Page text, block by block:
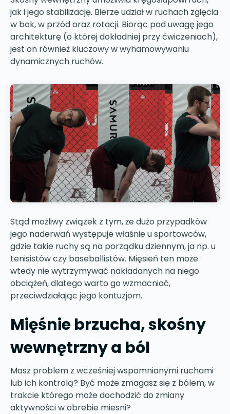
jak i jego stabilizację. Bierze udział w ruchach zgięcia
w bok, w przód oraz rotacji. Biorąc pod uwagę jego
architekturę (o której dokładniej przy ćwiczeniach),
jest on również kluczowy w wyhamowywaniu
dynamicznych ruchów.
Stąd możliwy związek z tym, że dużo przypadków
jego naderwań występuje właśnie u sportowców,
gdzie takie ruchy są na porządku dziennym, ja np. u
tenisistów czy baseballistów. Mięsień ten może
wtedy nie wytrzymywać nakładanych na niego
obciążeń, dlatego warto go wzmacniać,
przeciwdziałając jego kontuzjom.
Mięśnie brzucha, skośny
wewnętrzny a ból
Masz problem z wcześniej wspomnianymi ruchami
lub ich kontrolą? Być może zmagasz się z bólem, w
trakcie którego może dochodzić do zmiany
aktywności w obrebie miesni?